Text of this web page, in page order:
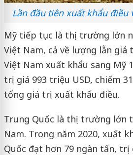
Lần đầu tiên xuất khẩu điều
Mỹ tiếp tục là thị trường lớn
Việt Nam, cả về lượng lẫn giá
Việt Nam xuất khẩu sang Mỹ
trị giá 993 triệu USD, chiếm
tổng giá trị xuất khẩu điều.
Trung Quốc là thị trường lớn
Nam. Trong năm 2020, xuất
Quốc đạt hơn 79 ngàn tấn, trị